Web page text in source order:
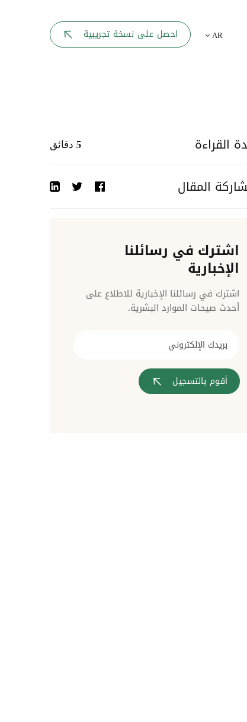
AR احصل على نسخة تجريبية
القراءة 5 دقائق
المقال
اشترك في رسائلنا
الإخبارية
اشترك في رسائلنا الإخبارية للاطلاع على
أحدث صيحات الموارد البشرية.
أقوم بالتسجيل
مراقبة الدخول